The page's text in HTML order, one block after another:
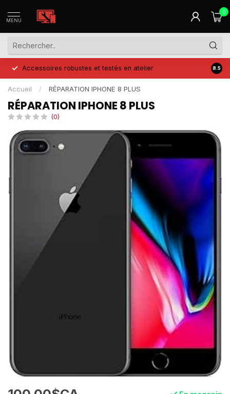
MENU
0
Accessoires robustes et testés en atelier Prix
8.5
Accueil / RÉPARATION IPHONE 8 PLUS
RÉPARATION IPHONE 8 PLUS
(0)